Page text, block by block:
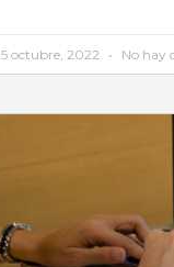
5 octubre, 2022 No hay